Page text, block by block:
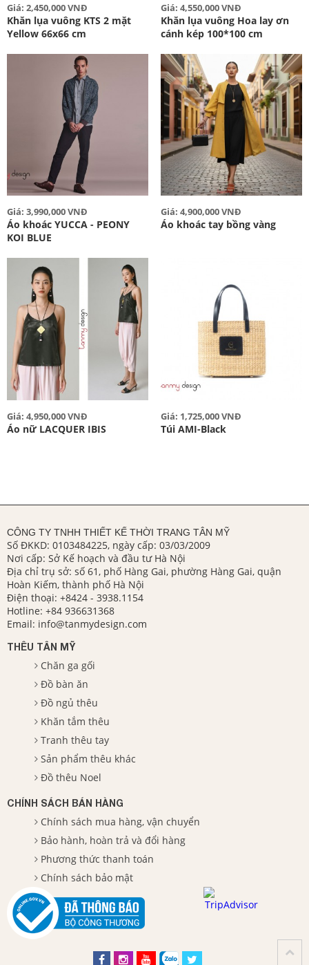
Giá: 2,450,000 VNĐ
Khăn lụa vuông KTS 2 mặt
Yellow 66x66 cm
Giá: 4,550,000 VNĐ
Khăn lụa vuông Hoa lay ơn
cánh kép 100*100 cm
Giá: 3,990,000 VNĐ
Áo khoác YUCCA - PEONY
KOI BLUE
Giá: 4,900,000 VNĐ
Áo khoác tay bồng vàng
Giá: 4,950,000 VNĐ
Áo nữ LACQUER IBIS
Giá: 1,725,000 VNĐ
Túi AMI-Black
CÔNG TY TNHH THIẾT KẾ THỜI TRANG TÂN MỸ
Số ĐKKD: 0103484225, ngày cấp: 03/03/2009
Nơi cấp: Sở Kế hoạch và đầu tư Hà Nội
Địa chỉ trụ sở: số 61, phố Hàng Gai, phường Hàng Gai, quận
Hoàn Kiếm, thành phố Hà Nội
Điện thoại: +8424 - 3938.1154
Hotline: +84 936631368
Email: info@tanmydesign.com
THÊU TÂN MỸ
Chăn ga gối
Đồ bàn ăn
Đồ ngủ thêu
Khăn tắm thêu
Tranh thêu tay
Sản phẩm thêu khác
Đồ thêu Noel
CHÍNH SÁCH BÁN HÀNG
Chính sách mua hàng, vận chuyển
Bảo hành, hoàn trả và đổi hàng
Phương thức thanh toán
Chính sách bảo mật